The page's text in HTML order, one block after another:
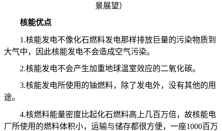
景展望）
核能优点
1.核能发电不像化石燃料发电那样排放巨量的污染物质到
大气中，因此核能发电不会造成空气污染。
2.核能发电不会产生加重地球温室效应的二氧化碳。
3.核能发电所使用的铀燃料，除了发电外，没有其他的用
途。
4.核燃料能量密度比起化石燃料高上几百万倍，故核能电
厂所使用的燃料体积小，运输与储存都很方便，一座1000百万